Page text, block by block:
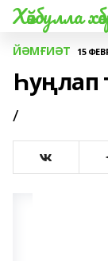
Хәйбулла
ЙӘМҒИӘТ 15
Һуңлап
/